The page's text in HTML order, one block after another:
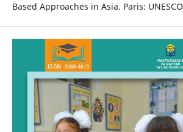
Based Approaches in Asia. Paris: UNESCO